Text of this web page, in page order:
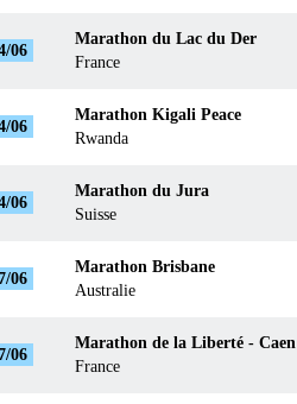
06
Marathon du Lac du Der
France
06
Marathon Kigali Peace
Rwanda
06
Marathon du Jura
Suisse
06
Marathon Brisbane
Australie
06
Marathon de la Liberté - Caen
France